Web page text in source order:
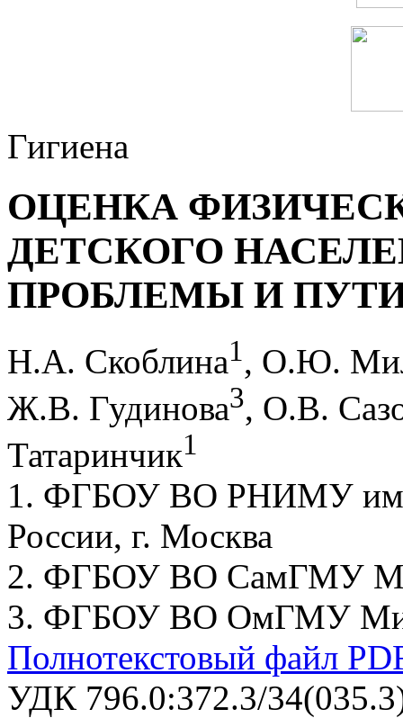
Гигиена
ОЦЕНКА
ДЕТСКОГО
ПРОБЛЕМЫ И
Н.А. Скоблина1, О.Ю.
Ж.В. Гудинова3, О.В.
Татаринчик1
1. ФГБОУ ВО РНИМУ им.
России, г. Москва
2. ФГБОУ ВО СамГМУ
3. ФГБОУ ВО ОмГМУ
Полнотекстовый файл
УДК 796.0:372.3/